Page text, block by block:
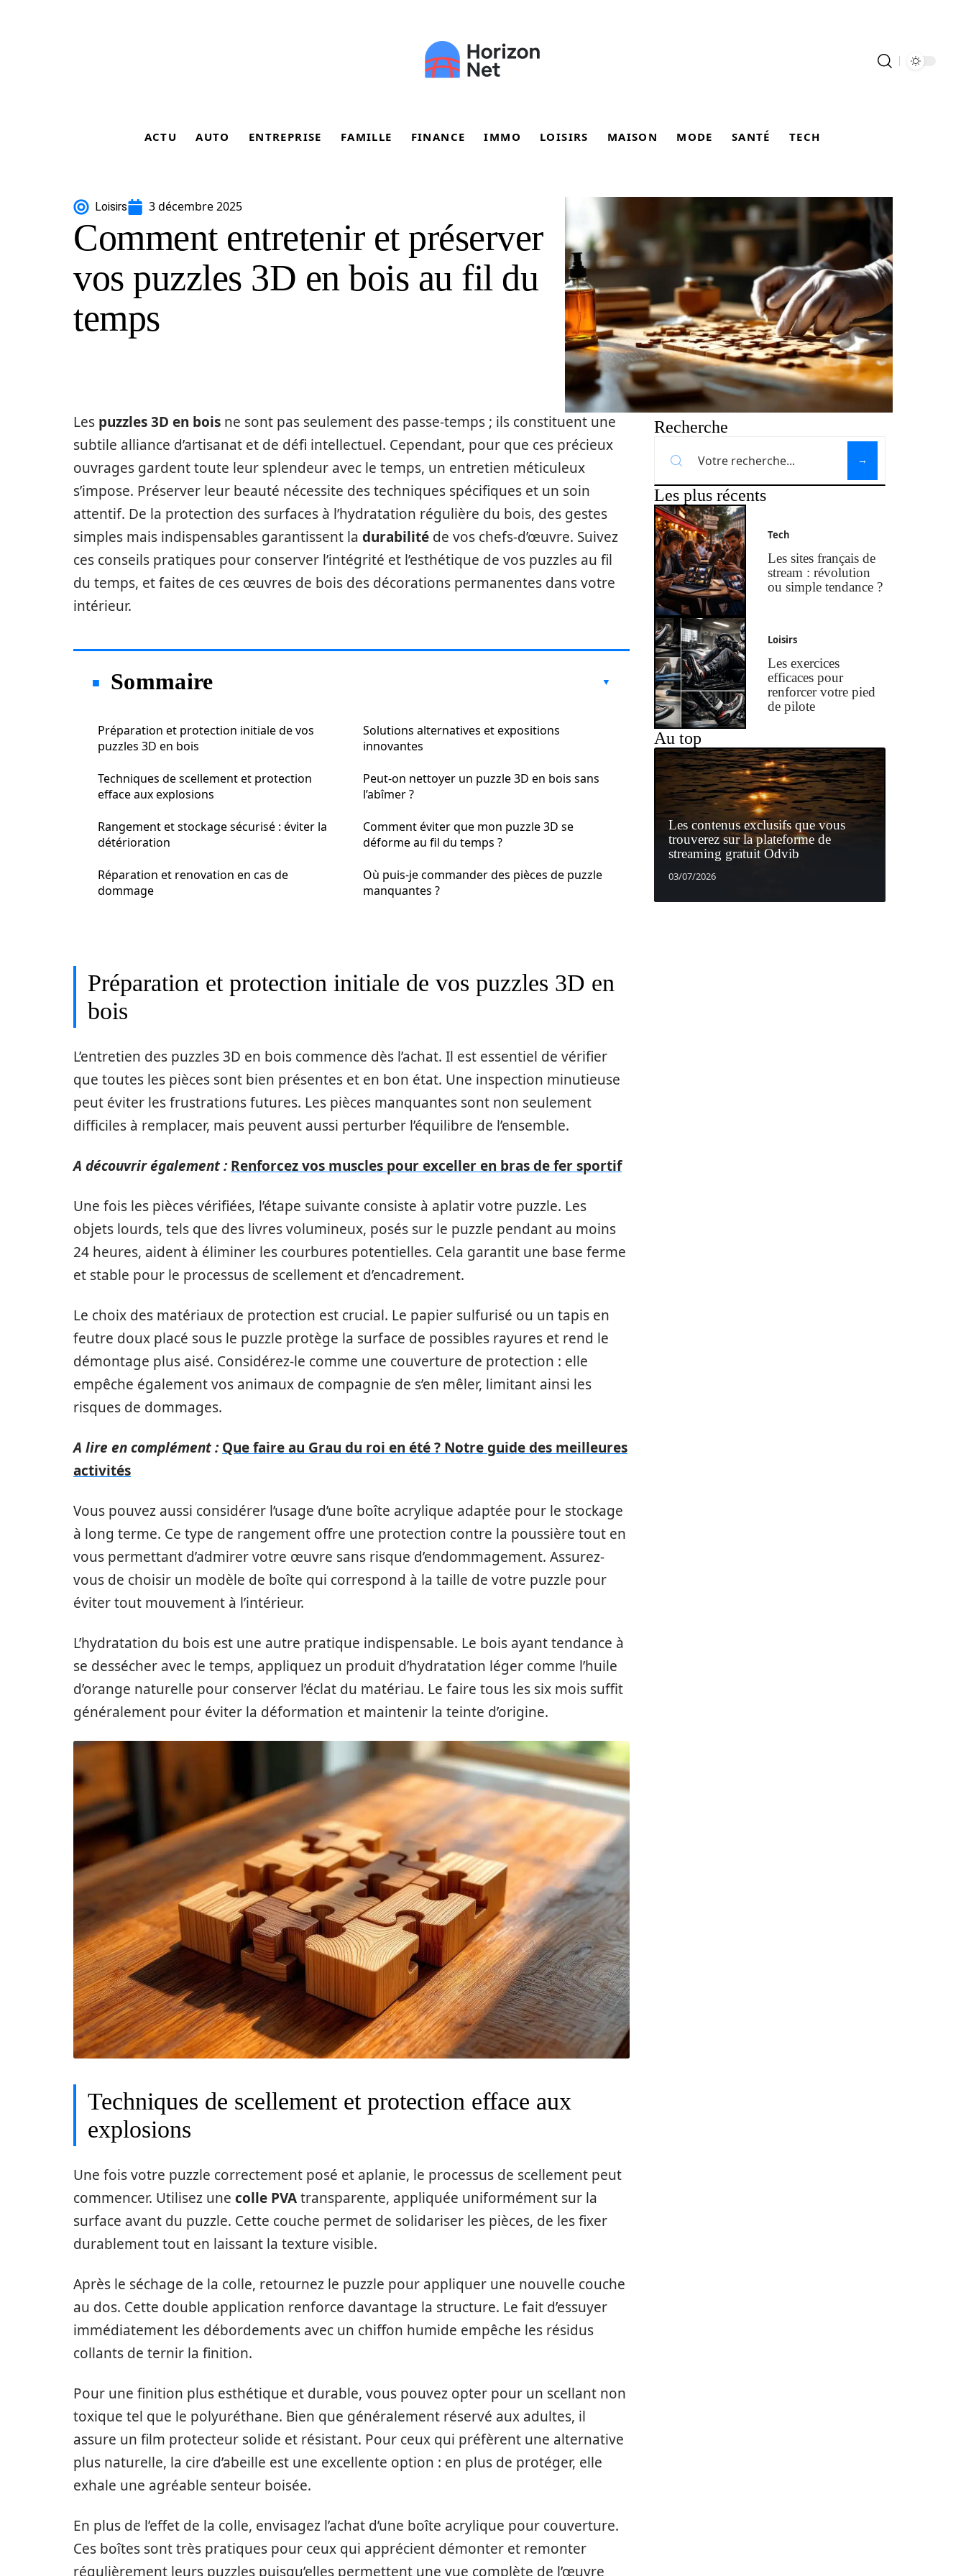
ACTU AUTO ENTREPRISE FAMILLE FINANCE IMMO LOISIRS MAISON MODE SANTÉ TECH
Loisirs 3 décembre 2025
Comment entretenir et préserver
vos puzzles 3D en bois au fil du
temps
Les puzzles 3D en bois ne sont pas seulement des passe-temps ; ils constituent une
subtile alliance d’artisanat et de défi intellectuel. Cependant, pour que ces précieux
ouvrages gardent toute leur splendeur avec le temps, un entretien méticuleux
s’impose. Préserver leur beauté nécessite des techniques spécifiques et un soin
attentif. De la protection des surfaces à l’hydratation régulière du bois, des gestes
simples mais indispensables garantissent la durabilité de vos chefs-d’œuvre. Suivez
ces conseils pratiques pour conserver l’intégrité et l’esthétique de vos puzzles au fil
du temps, et faites de ces œuvres de bois des décorations permanentes dans votre
intérieur.
Sommaire
Préparation et protection initiale de vos
puzzles 3D en bois
Techniques de scellement et protection
efface aux explosions
Rangement et stockage sécurisé : éviter la
détérioration
Réparation et renovation en cas de
dommage
Solutions alternatives et expositions
innovantes
Peut-on nettoyer un puzzle 3D en bois sans
l’abîmer ?
Comment éviter que mon puzzle 3D se
déforme au fil du temps ?
Où puis-je commander des pièces de puzzle
manquantes ?
Préparation et protection initiale de vos puzzles 3D en
bois
L’entretien des puzzles 3D en bois commence dès l’achat. Il est essentiel de vérifier
que toutes les pièces sont bien présentes et en bon état. Une inspection minutieuse
peut éviter les frustrations futures. Les pièces manquantes sont non seulement
difficiles à remplacer, mais peuvent aussi perturber l’équilibre de l’ensemble.
A découvrir également : Renforcez vos muscles pour exceller en bras de fer sportif
Une fois les pièces vérifiées, l’étape suivante consiste à aplatir votre puzzle. Les
objets lourds, tels que des livres volumineux, posés sur le puzzle pendant au moins
24 heures, aident à éliminer les courbures potentielles. Cela garantit une base ferme
et stable pour le processus de scellement et d’encadrement.
Le choix des matériaux de protection est crucial. Le papier sulfurisé ou un tapis en
feutre doux placé sous le puzzle protège la surface de possibles rayures et rend le
démontage plus aisé. Considérez-le comme une couverture de protection : elle
empêche également vos animaux de compagnie de s’en mêler, limitant ainsi les
risques de dommages.
A lire en complément : Que faire au Grau du roi en été ? Notre guide des meilleures
activités
Vous pouvez aussi considérer l’usage d’une boîte acrylique adaptée pour le stockage
à long terme. Ce type de rangement offre une protection contre la poussière tout en
vous permettant d’admirer votre œuvre sans risque d’endommagement. Assurez-
vous de choisir un modèle de boîte qui correspond à la taille de votre puzzle pour
éviter tout mouvement à l’intérieur.
L’hydratation du bois est une autre pratique indispensable. Le bois ayant tendance à
se dessécher avec le temps, appliquez un produit d’hydratation léger comme l’huile
d’orange naturelle pour conserver l’éclat du matériau. Le faire tous les six mois suffit
généralement pour éviter la déformation et maintenir la teinte d’origine.
Techniques de scellement et protection efface aux
explosions
Une fois votre puzzle correctement posé et aplanie, le processus de scellement peut
commencer. Utilisez une colle PVAtransparente, appliquée uniformément sur la
surface avant du puzzle. Cette couche permet de solidariser les pièces, de les fixer
durablement tout en laissant la texture visible.
Après le séchage de la colle, retournez le puzzle pour appliquer une nouvelle couche
au dos. Cette double application renforce davantage la structure. Le fait d’essuyer
immédiatement les débordements avec un chiffon humide empêche les résidus
collants de ternir la finition.
Pour une finition plus esthétique et durable, vous pouvez opter pour un scellant non
toxique tel que le polyuréthane. Bien que généralement réservé aux adultes, il
assure un film protecteur solide et résistant. Pour ceux qui préfèrent une alternative
plus naturelle, la cire d’abeille est une excellente option : en plus de protéger, elle
exhale une agréable senteur boisée.
En plus de l’effet de la colle, envisagez l’achat d’une boîte acrylique pour couverture.
Ces boîtes sont très pratiques pour ceux qui apprécient démonter et remonter
régulièrement leurs puzzles puisqu’elles permettent une vue complète de l’œuvre
Recherche
Les plus récents
Tech
Les sites français de
stream : révolution
ou simple tendance ?
Loisirs
Les exercices
efficaces pour
renforcer votre pied
de pilote
Au top
Les contenus exclusifs que vous
trouverez sur la plateforme de
streaming gratuit Odvib
03/07/2026